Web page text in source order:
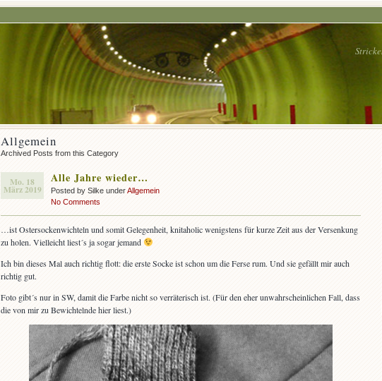
Allgemein
Archived Posts from this Category
Mo. 18
März 2019
Alle Jahre wieder…
Posted by Silke underAllgemein
No Comments
…ist Ostersockenwichteln und somit Gelegenheit, knitaholic wenigstens für kurze Zeit aus der Versenkung
zu holen. Vielleicht liest´s ja sogar jemand
Ich bin dieses Mal auch richtig flott: die erste Socke ist schon um die Ferse rum. Und sie gefällt mir auch
richtig gut.
Foto gibt´s nur in SW, damit die Farbe nicht so verräterisch ist. (Für den eher unwahrscheinlichen Fall, dass
die von mir zu Bewichtelnde hier liest.)